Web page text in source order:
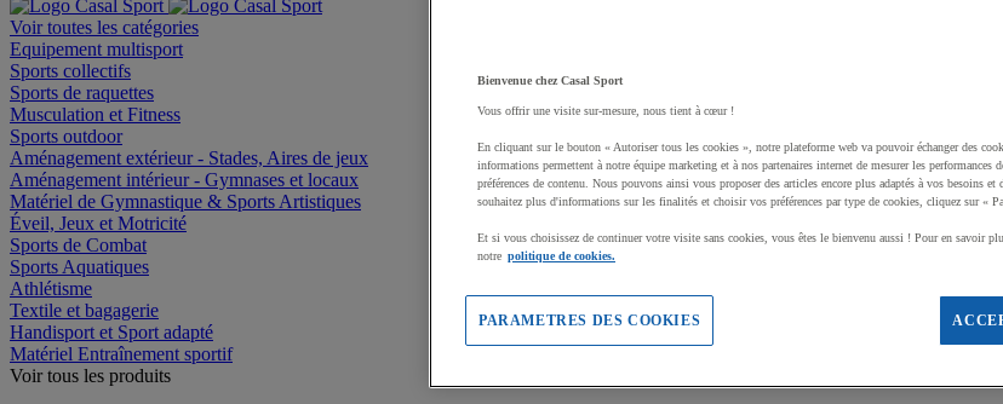
Voir toutes les catégories
Equipement multisport
Sports collectifs
Sports de raquettes
Musculation et Fitness
Sports outdoor
Aménagement extérieur - Stades, Aires de jeux
Aménagement intérieur - Gymnases et locaux
Matériel de Gymnastique & Sports Artistiques
Éveil, Jeux et Motricité
Sports de Combat
Sports Aquatiques
Athlétisme
Textile et bagagerie
Handisport et Sport adapté
Matériel Entraînement sportif
Voir tous les produits
Bienvenue chez Casal Sport
Vous offrir une visite sur-mesure, nous tient à cœur !
En cliquant sur le bouton « Autoriser tous les cookies », notre plateforme web va pouvoir échanger des
informations permettent à notre équipe marketing et à nos partenaires internet de mesurer les performances
préférences de contenu. Nous pouvons ainsi vous proposer des articles encore plus adaptés à vos besoins
souhaitez plus d'informations sur les finalités et choisir vos préférences par type de cookies, cliquez sur «
Et si vous choisissez de continuer votre visite sans cookies, vous êtes le bienvenu aussi ! Pour en savoir
notre politique de cookies.
PARAMETRES DES COOKIES